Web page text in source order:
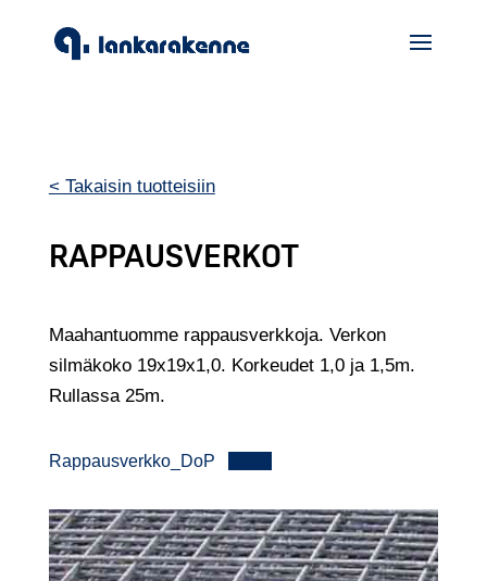
< Takaisin tuotteisiin
RAPPAUSVERKOT
Maahantuomme rappausverkkoja. Verkon
silmäkoko 19x19x1,0. Korkeudet 1,0 ja 1,5m.
Rullassa 25m.
Rappausverkko_DoP